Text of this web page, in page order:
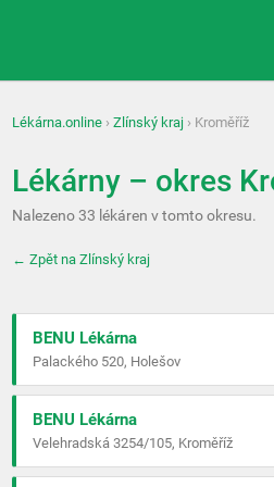
Lékárna.online › Zlínský kraj › Kroměříž
Lékárny – okres
Nalezeno 33 lékáren v tomto okresu.
← Zpět na Zlínský kraj
BENU Lékárna
Palackého 520, Holešov
BENU Lékárna
Velehradská 3254/105, Kroměříž